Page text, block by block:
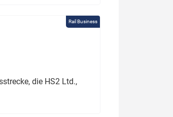
Rail Business
die HS2 Ltd.,